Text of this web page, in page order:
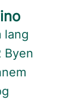
lang
Byen